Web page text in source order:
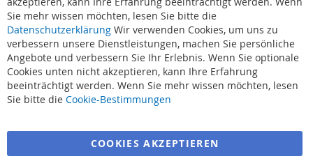
Suchbegriffe
Bestellungen und Rücksendungen
Sie mehr wissen möchten, lesen Sie bitte die
Datenschutzerklärung Wir verwenden Cookies, um uns zu
verbessern unsere Dienstleistungen, machen Sie persönliche
Angebote und verbessern Sie Ihr Erlebnis. Wenn Sie optionale
Cookies unten nicht akzeptieren, kann Ihre Erfahrung
beeinträchtigt werden. Wenn Sie mehr wissen möchten, lesen
Sie bitte die Cookie-Bestimmungen
COOKIES AKZEPTIEREN